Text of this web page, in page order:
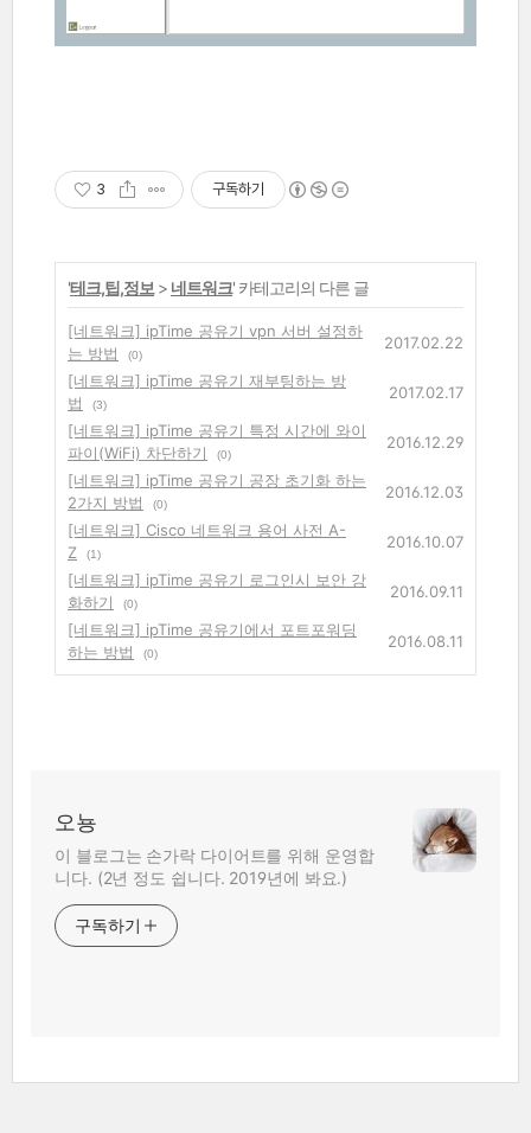
3 구독하기
'테크,팁,정보 > 네트워크' 카테고리의 다른 글
[네트워크] ipTime 공유기 vpn 서버 설정하
는 방법
(0)
2017.02.22
[네트워크] ipTime 공유기 재부팅하는 방
법
(3)
2017.02.17
[네트워크] ipTime 공유기 특정 시간에 와이
파이(WiFi) 차단하기
(0)
2016.12.29
[네트워크] ipTime 공유기 공장 초기화 하는
2가지 방법
(0)
2016.12.03
[네트워크] Cisco 네트워크 용어 사전 A-
Z
(1)
2016.10.07
[네트워크] ipTime 공유기 로그인시 보안 강
화하기
(0)
2016.09.11
[네트워크] ipTime 공유기에서 포트포워딩
하는 방법
(0)
2016.08.11
오뇽
이 블로그는 손가락 다이어트를 위해 운영합
니다. (2년 정도 쉽니다. 2019년에 봐요.)
구독하기